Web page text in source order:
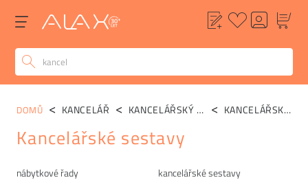
Kategorie
nábytkové řady
kancelářské sestavy
DOMŮ KANCELÁŘ KANCELÁŘSKÝ NÁBYTEK KANCELÁŘSKÉ SESTAVY
Kancelářské sestavy